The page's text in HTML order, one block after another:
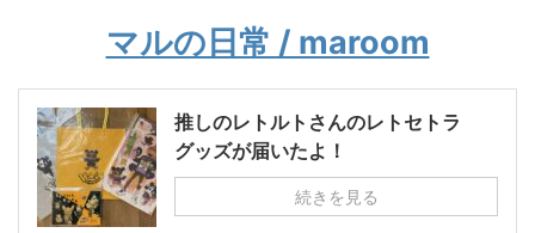
マルの日常 / maroom
推しのレトルトさんのレトセトラ
グッズが届いたよ！
続きを見る